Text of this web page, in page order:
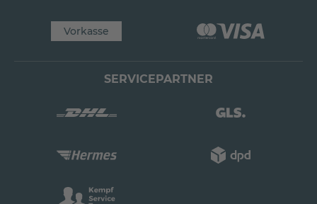
Vorkasse
SERVICEPARTNER